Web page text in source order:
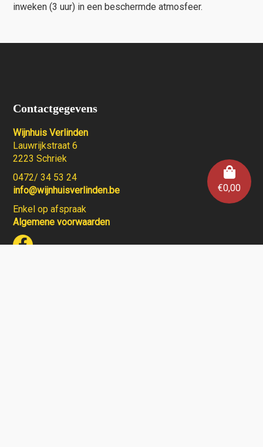
€0,00
inweken (3 uur) in een beschermde atmosfeer.
Contactgegevens
Wijnhuis Verlinden
Lauwrijkstraat 6
2223 Schriek
0472/ 34 53 24
info@wijnhuisverlinden.be
Enkel op afspraak
Algemene voorwaarden